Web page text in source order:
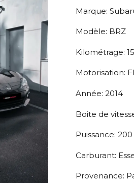
Marque:
Modèle: BRZ
Kilométrage:
Motorisation:
Année: 2014
Boite de
Puissance: 200
Carburant:
Provenance: